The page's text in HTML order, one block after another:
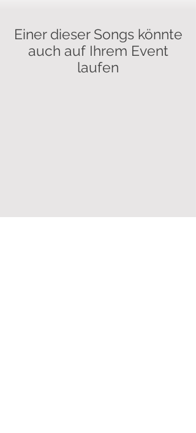
Einer dieser Songs könnte
auch auf Ihrem Event
laufen